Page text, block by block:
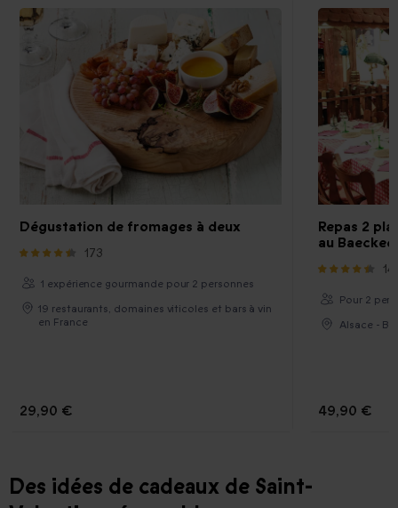
Dégustation de fromages à deux
173
1 expérience gourmande pour 2 personnes
19 restaurants, domaines viticoles et bars à vin
en France
29,90 €
Repas 2
au
Pour 2 pers.
Alsace -
49,90 €
Des idées de cadeaux de Saint-